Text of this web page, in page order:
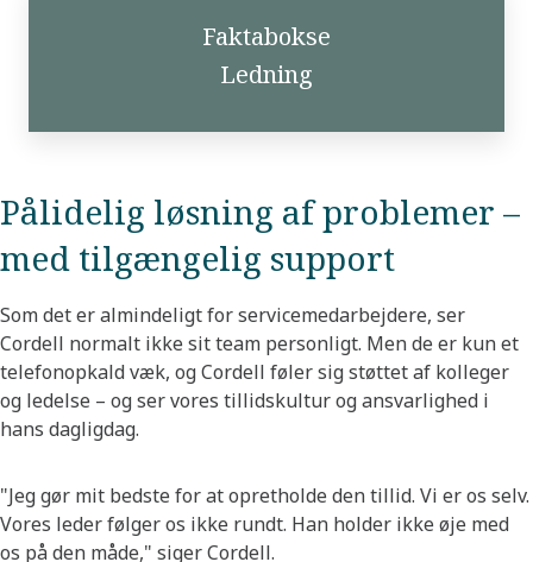
Faktabokse
Ledning
Pålidelig løsning af problemer –
med tilgængelig support
Som det er almindeligt for servicemedarbejdere, ser
Cordell normalt ikke sit team personligt. Men de er kun et
telefonopkald væk, og Cordell føler sig støttet af kolleger
og ledelse – og ser vores tillidskultur og ansvarlighed i
hans dagligdag.
"Jeg gør mit bedste for at opretholde den tillid. Vi er os selv.
Vores leder følger os ikke rundt. Han holder ikke øje med
os på den måde," siger Cordell.